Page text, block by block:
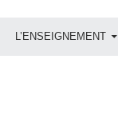
L’ENSEIGNEMENT